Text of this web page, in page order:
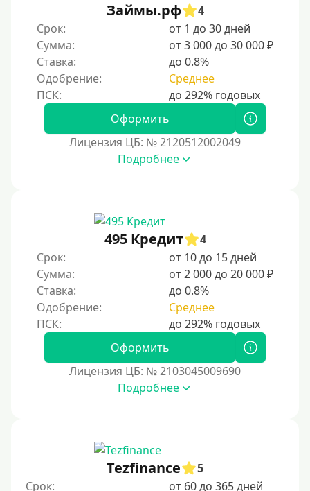
Займы.рф
4
Срок:
от 1 до 30 дней
Сумма:
от 3 000 до 30 000 ₽
Ставка:
до 0.8%
Одобрение:
Среднее
Оформить
Лицензия ЦБ: № 2120512002049
Подробнее
495 Кредит
4
Срок:
от 10 до 15 дней
Сумма:
от 2 000 до 20 000 ₽
Ставка:
до 0.8%
Одобрение:
Среднее
Оформить
Лицензия ЦБ: № 2103045009690
Подробнее
Tezfinance
5
Срок:
от 60 до 365 дней